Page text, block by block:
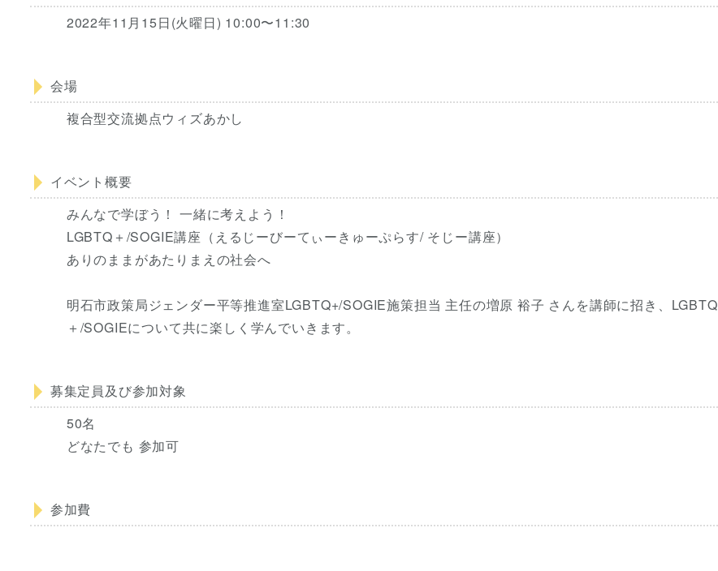
2022年11月15日(火曜日) 10:00〜11:30
会場
複合型交流拠点ウィズあかし
イベント概要
みんなで学ぼう！ 一緒に考えよう！
LGBTQ＋/SOGIE講座（えるじーびーてぃーきゅーぷらす/ そじー講座）
ありのままがあたりまえの社会へ
明石市政策局ジェンダー平等推進室LGBTQ+/SOGIE施策担当 主任の増原 裕子 さんを講師に招き、LGBTQ
＋/SOGIEについて共に楽しく学んでいきます。
募集定員及び参加対象
50名
どなたでも 参加可
参加費